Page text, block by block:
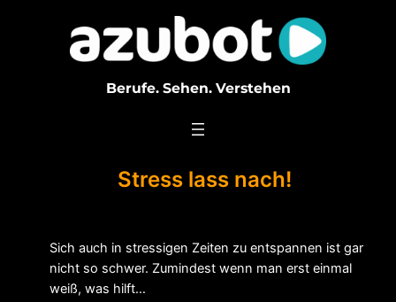
Berufe. Sehen. Verstehen
Stress lass nach!
Sich auch in stressigen Zeiten zu entspannen ist gar
nicht so schwer. Zumindest wenn man erst einmal
weiß, was hilft…